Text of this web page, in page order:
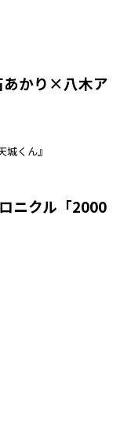
かり×八木ア
くん』
ニクル「2000